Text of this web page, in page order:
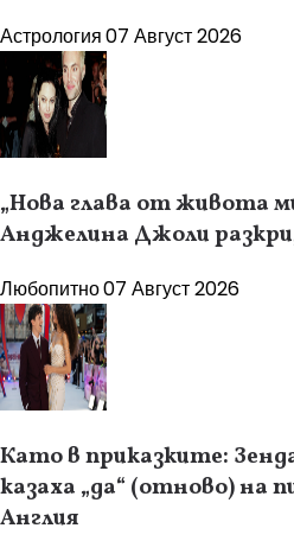
Астрология07 Август 2026
„Нова глава от живота
Анджелина Джоли
Любопитно07 Август 2026
Като в приказките:
казаха „да“ (отново) на
Англия